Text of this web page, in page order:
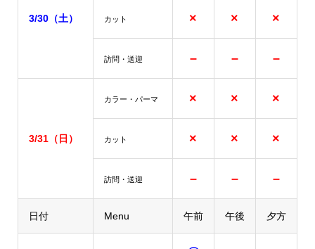
3/30（土） カット × × ×
訪問・送迎 – – –
3/31（日）
カラー・パーマ × × ×
カット × × ×
訪問・送迎 – – –
日付 Menu 午前 午後 夕方